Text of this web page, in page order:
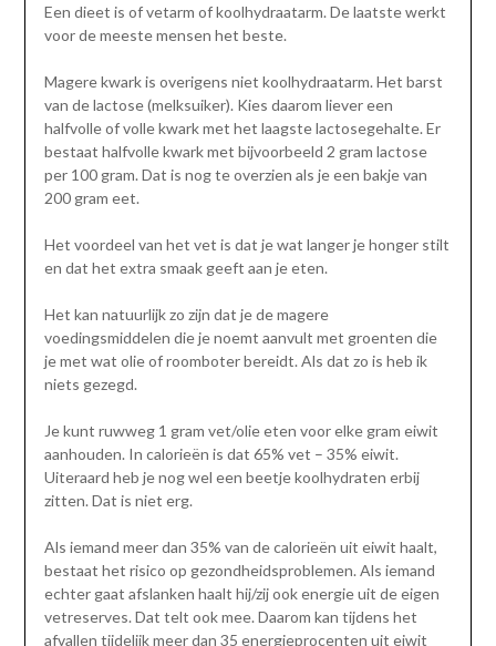
Een dieet is of vetarm of koolhydraatarm. De laatste werkt
voor de meeste mensen het beste.
Magere kwark is overigens niet koolhydraatarm. Het barst
van de lactose (melksuiker). Kies daarom liever een
halfvolle of volle kwark met het laagste lactosegehalte. Er
bestaat halfvolle kwark met bijvoorbeeld 2 gram lactose
per 100 gram. Dat is nog te overzien als je een bakje van
200 gram eet.
Het voordeel van het vet is dat je wat langer je honger stilt
en dat het extra smaak geeft aan je eten.
Het kan natuurlijk zo zijn dat je de magere
voedingsmiddelen die je noemt aanvult met groenten die
je met wat olie of roomboter bereidt. Als dat zo is heb ik
niets gezegd.
Je kunt ruwweg 1 gram vet/olie eten voor elke gram eiwit
aanhouden. In calorieën is dat 65% vet – 35% eiwit.
Uiteraard heb je nog wel een beetje koolhydraten erbij
zitten. Dat is niet erg.
Als iemand meer dan 35% van de calorieën uit eiwit haalt,
bestaat het risico op gezondheidsproblemen. Als iemand
echter gaat afslanken haalt hij/zij ook energie uit de eigen
vetreserves. Dat telt ook mee. Daarom kan tijdens het
afvallen tijdelijk meer dan 35 energieprocenten uit eiwit